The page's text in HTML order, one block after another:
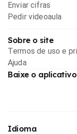
Enviar cifras
Pedir videoaula
Sobre o site
Termos de uso e
Ajuda
Baixe o aplicativo
Idioma